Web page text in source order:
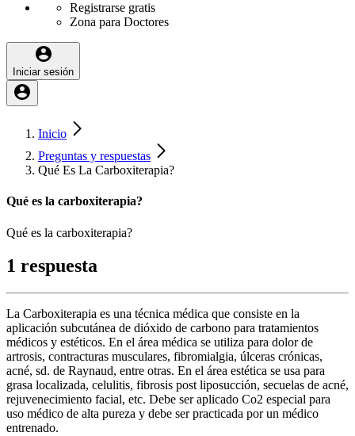
Registrarse gratis
Zona para Doctores
Iniciar sesión
Inicio
Preguntas y respuestas
Qué Es La Carboxiterapia?
Qué es la carboxiterapia?
Qué es la carboxiterapia?
1 respuesta
La Carboxiterapia es una técnica médica que consiste en la
aplicación subcutánea de dióxido de carbono para tratamientos
médicos y estéticos. En el área médica se utiliza para dolor de
artrosis, contracturas musculares, fibromialgia, úlceras crónicas,
acné, sd. de Raynaud, entre otras. En el área estética se usa para
grasa localizada, celulitis, fibrosis post liposucción, secuelas de acné,
rejuvenecimiento facial, etc. Debe ser aplicado Co2 especial para
uso médico de alta pureza y debe ser practicada por un médico
entrenado.